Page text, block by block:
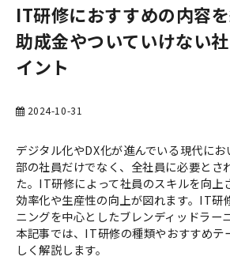
etudes Classroom
お役立ち資料一覧
IT研修におすすめの内容
助成金やついていけない
イント
2024-10-31
デジタル化やDX化が進んでいる現代に
部の社員だけでなく、全社員に必要とさ
た。IT研修によって社員のスキルを向上
効率化や生産性の向上が図れます。IT研
ニングを中心としたブレンディッドラー
本記事では、IT研修の種類やおすすめテ
しく解説します。